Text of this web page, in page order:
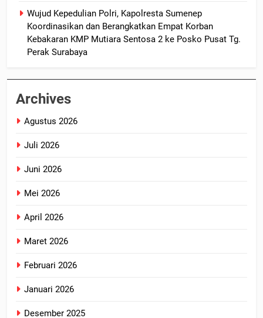
Wujud Kepedulian Polri, Kapolresta Sumenep
Koordinasikan dan Berangkatkan Empat Korban
Kebakaran KMP Mutiara Sentosa 2 ke Posko Pusat Tg.
Perak Surabaya
Archives
Agustus 2026
Juli 2026
Juni 2026
Mei 2026
April 2026
Maret 2026
Februari 2026
Januari 2026
Desember 2025